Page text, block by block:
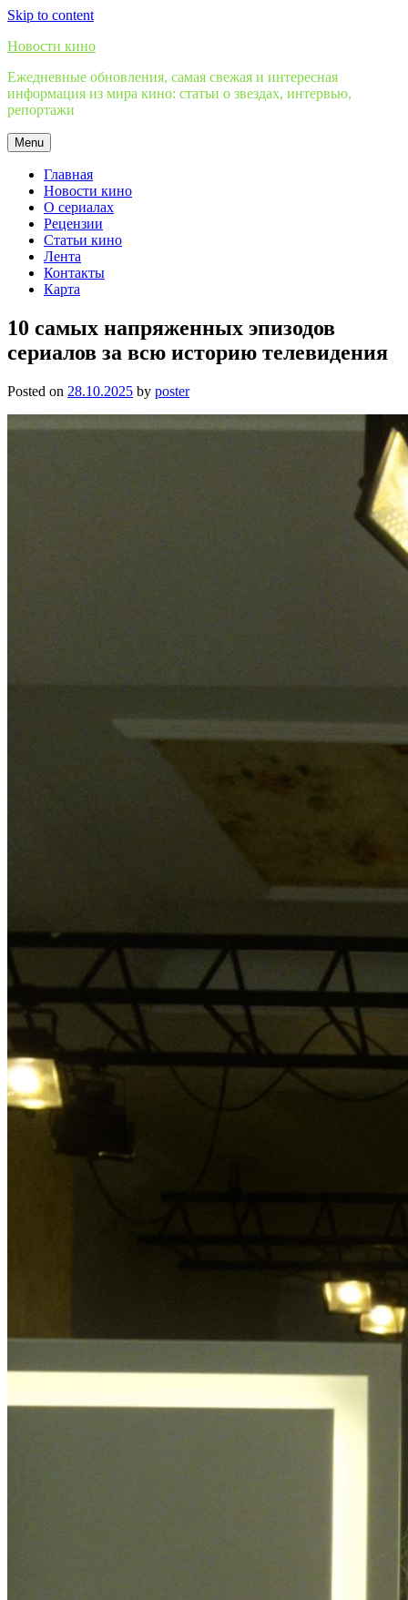
Skip to content
Новости кино
Ежедневные обновления, самая свежая и интересная
информация из мира кино: статьи о звездах, интервью,
репортажи
Menu
Главная
Новости кино
О сериалах
Рецензии
Статьи кино
Лента
Контакты
Карта
10 самых напряженных эпизодов
сериалов за всю историю телевидения
Posted on 28.10.2025 by poster